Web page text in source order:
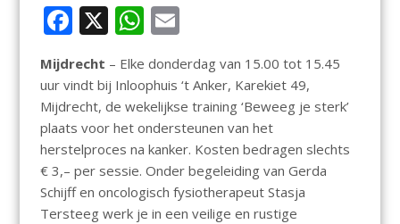
F
ac
e
b
o
o
k
X W
h
at
s
A
p
p
E
m
ai
l
Mijdrecht – Elke donderdag van 15.00 tot 15.45
uur vindt bij Inloophuis ‘t Anker, Karekiet 49,
Mijdrecht, de wekelijkse training ‘Beweeg je sterk’
plaats voor het ondersteunen van het
herstelproces na kanker. Kosten bedragen slechts
€ 3,– per sessie. Onder begeleiding van Gerda
Schijff en oncologisch fysiotherapeut Stasja
Tersteeg werk je in een veilige en rustige